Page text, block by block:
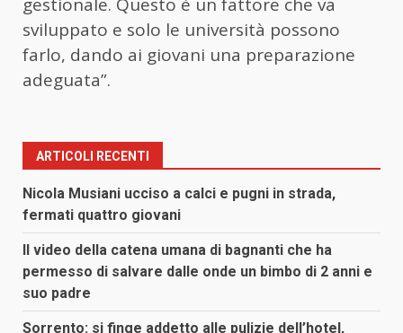
gestionale. Questo è un fattore che va
sviluppato e solo le università possono
farlo, dando ai giovani una preparazione
adeguata”.
ARTICOLI RECENTI
Nicola Musiani ucciso a calci e pugni in strada,
fermati quattro giovani
Il video della catena umana di bagnanti che ha
permesso di salvare dalle onde un bimbo di 2 anni e
suo padre
Sorrento: si finge addetto alle pulizie dell’hotel,